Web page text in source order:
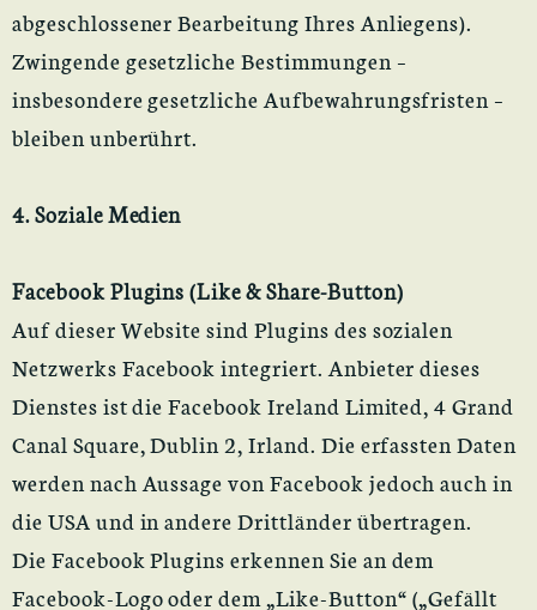
abgeschlossener Bearbeitung Ihres Anliegens).
Zwingende gesetzliche Bestimmungen –
insbesondere gesetzliche Aufbewahrungsfristen –
bleiben unberührt.
4. Soziale Medien
Facebook Plugins (Like & Share-Button)
Auf dieser Website sind Plugins des sozialen
Netzwerks Facebook integriert. Anbieter dieses
Dienstes ist die Facebook Ireland Limited, 4 Grand
Canal Square, Dublin 2, Irland. Die erfassten Daten
werden nach Aussage von Facebook jedoch auch in
die USA und in andere Drittländer übertragen.
Die Facebook Plugins erkennen Sie an dem
Facebook-Logo oder dem „Like-Button“ („Gefällt